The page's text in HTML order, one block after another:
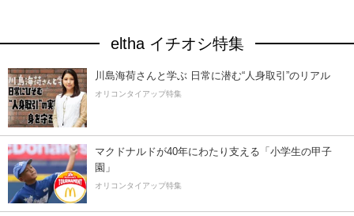
eltha イチオシ特集
川島海荷さんと学ぶ 日常に潜む“人身取引”のリアル
オリコンタイアップ特集
マクドナルドが40年にわたり支える「小学生の甲子
園」
オリコンタイアップ特集